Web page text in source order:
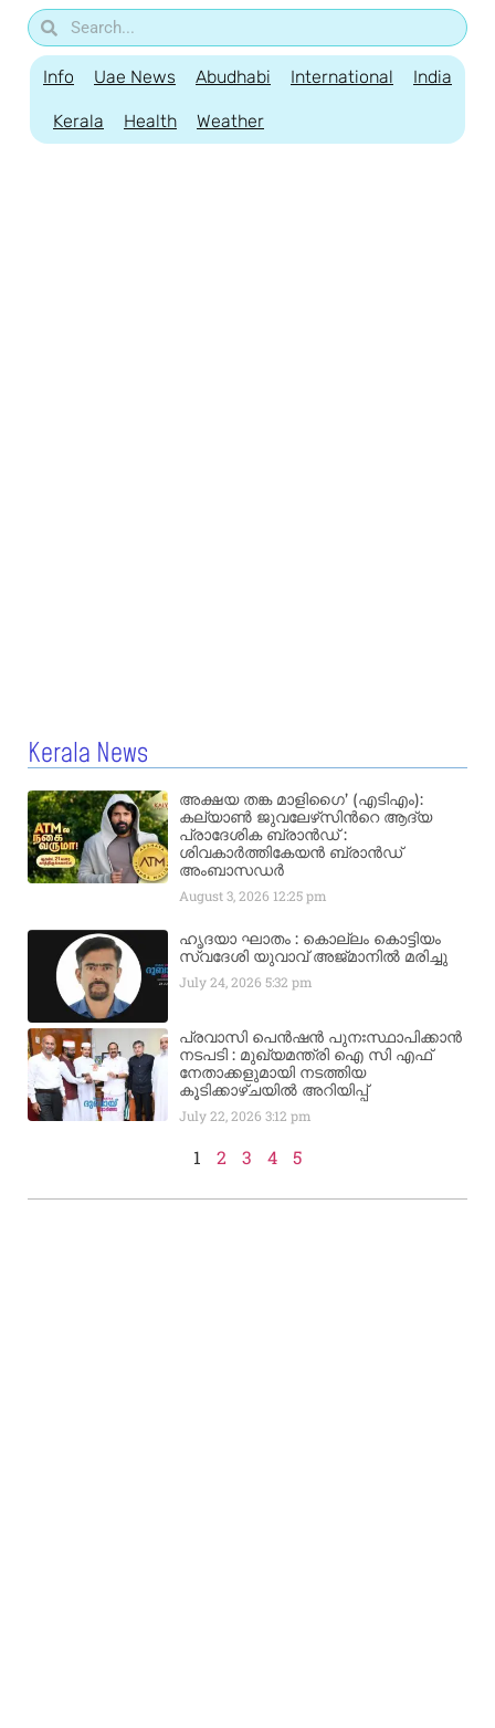
Info Uae News Abudhabi International India
Kerala Health Weather
Kerala News
അക്ഷയ തങ്ക മാളിഗൈ’ (എടിഎം):
കല്യാണ്‍ ജുവലേഴ്‌സിന്‍റെ ആദ്യ
പ്രാദേശിക ബ്രാന്‍ഡ് :
ശിവകാര്‍ത്തികേയന്‍ ബ്രാന്‍ഡ്
അംബാസഡര്‍
August 3, 2026 12:25 pm
ഹൃദയാ ഘാതം : കൊല്ലം കൊട്ടിയം
സ്വദേശി യുവാവ് അജ്മാനിൽ മരിച്ചു
July 24, 20265:32 pm
പ്രവാസി പെൻഷൻ പുനഃസ്ഥാപിക്കാൻ
നടപടി : മുഖ്യമന്ത്രി ഐ സി എഫ്
നേതാക്കളുമായി നടത്തിയ
കൂടിക്കാഴ്ചയിൽ അറിയിപ്പ്
July 22, 20263:12 pm
1 2 3 4 5